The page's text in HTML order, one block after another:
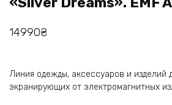
14990₴
Линия одежды, аксессуаров и изделий
экранирующих от электромагнитных